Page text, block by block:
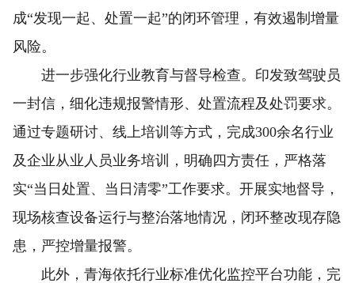
成“发现一起、处置一起”的闭环管理，有效遏制增量
风险。
进一步强化行业教育与督导检查。印发致驾驶员
一封信，细化违规报警情形、处置流程及处罚要求。
通过专题研讨、线上培训等方式，完成300余名行业
及企业从业人员业务培训，明确四方责任，严格落
实“当日处置、当日清零”工作要求。开展实地督导，
现场核查设备运行与整治落地情况，闭环整改现存隐
患，严控增量报警。
此外，青海依托行业标准优化监控平台功能，完